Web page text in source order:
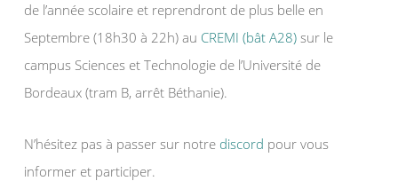
de l’année scolaire et reprendront de plus belle en
Septembre (18h30 à 22h) au CREMI (bât A28) sur le
campus Sciences et Technologie de l’Université de
Bordeaux (tram B, arrêt Béthanie).
N’hésitez pas à passer sur notre discord pour vous
informer et participer.